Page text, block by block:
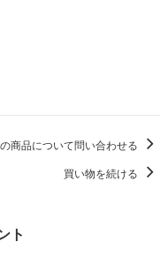
の商品について問い合わせる
買い物を続ける
ト